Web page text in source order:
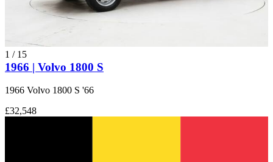
1 / 15
1966 | Volvo 1800 S
1966 Volvo 1800 S '66
£32,548